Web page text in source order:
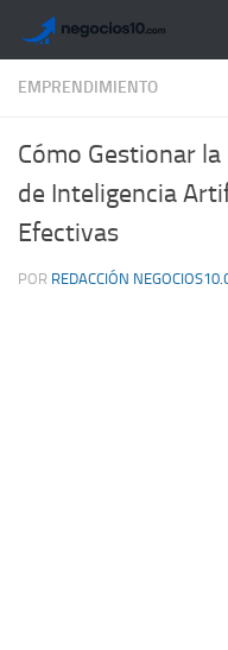
Saltar al contenido
EMPRENDIMIENTO
Cómo Gestionar
de Inteligencia
Efectivas
POR REDACCIÓN